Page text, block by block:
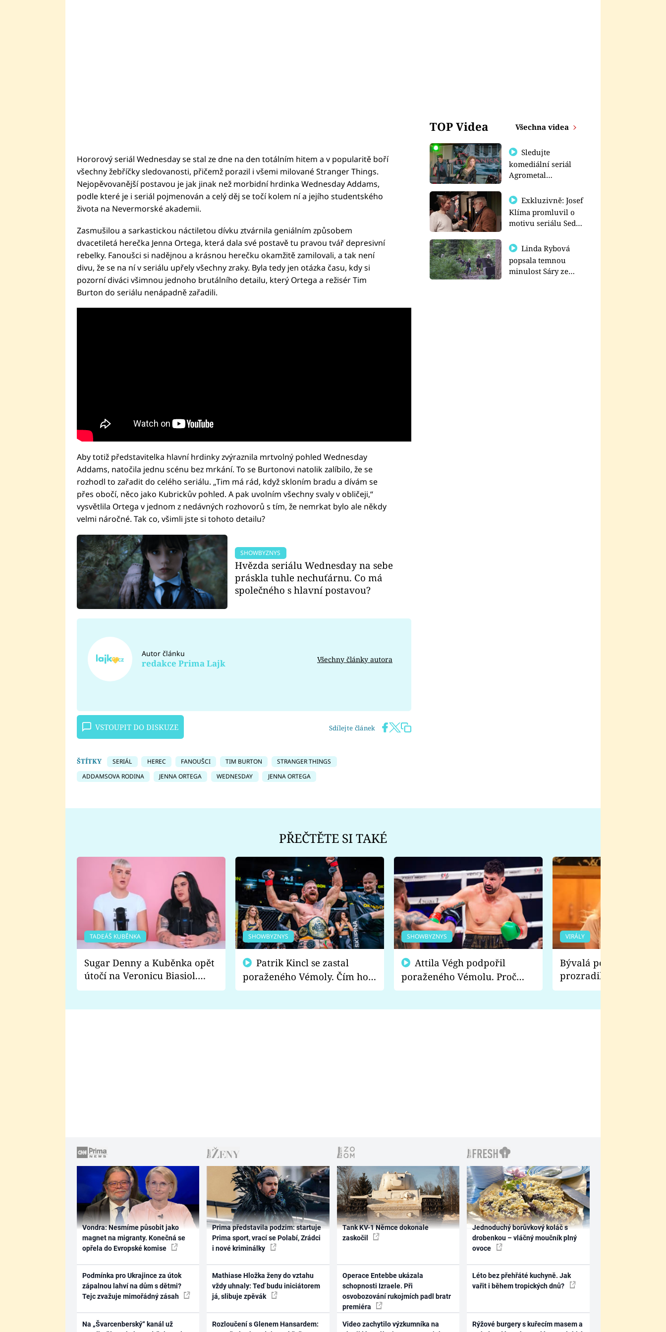
Hororový seriál Wednesday se stal ze dne na den totálním hitem a v popularitě boří
všechny žebříčky sledovanosti, přičemž porazil i všemi milované Stranger Things.
Nejopěvovanější postavou je jak jinak než morbidní hrdinka Wednesday Addams,
podle které je i seriál pojmenován a celý děj se točí kolem ní a jejího studentského
života na Nevermorské akademii.
Zasmušilou a sarkastickou náctiletou dívku ztvárnila geniálním způsobem
dvacetiletá herečka Jenna Ortega, která dala své postavě tu pravou tvář depresivní
rebelky. Fanoušci si nadějnou a krásnou herečku okamžitě zamilovali, a tak není
divu, že se na ní v seriálu upřely všechny zraky. Byla tedy jen otázka času, kdy si
pozorní diváci všimnou jednoho brutálního detailu, který Ortega a režisér Tim
Burton do seriálu nenápadně zařadili.
Aby totiž představitelka hlavní hrdinky zvýraznila mrtvolný pohled Wednesday
Addams, natočila jednu scénu bez mrkání. To se Burtonovi natolik zalíbilo, že se
rozhodl to zařadit do celého seriálu. „Tim má rád, když skloním bradu a dívám se
přes obočí, něco jako Kubrickův pohled. A pak uvolním všechny svaly v obličeji,“
vysvětlila Ortega v jednom z nedávných rozhovorů s tím, že nemrkat bylo ale někdy
velmi náročné. Tak co, všimli jste si tohoto detailu?
SHOWBYZNYS
Hvězda seriálu Wednesday na sebe
práskla tuhle nechuťárnu. Co má
společného s hlavní postavou?
Autor článku
redakce Prima Lajk Všechny články autora
VSTOUPIT DO DISKUZE Sdílejte článek
ŠTÍTKY SERIÁL HEREC FANOUŠCI TIM BURTON
STRANGER THINGS
ADDAMSOVA RODINA
JENNA ORTEGA WEDNESDAY JENNA ORTEGA
TOP Videa Všechna videa
Sledujte
komediální seriál
Agrometal
prima+
Exkluzivně: Josef
Klíma promluvil o
motivu seriálu Sedm
Linda Rybová
popsala temnou
minulost Sáry ze
PŘEČTĚTE SI TAKÉ
TADEÁŠ KUBĚNKA
Sugar Denny a Kuběnka opět
útočí na Veronicu Biasiol.
Proč je podle nich falešná a
SHOWBYZNYS
poraženého Vémoly. Čím ho
fanoušci naštvali?
SHOWBYZNYS
poraženého Vémolu. Proč
chce raději zápasit s ním než
VIRÁLY
Bývalá pornoherečka
prozradila, co ji
natáčení Euforie.
Vondra: Nesmíme působit jako
magnet na migranty. Konečná se
opřela do Evropské komise
Podmínka pro Ukrajince za útok
zápalnou lahví na dům s dětmi?
Tejc zvažuje mimořádný zásah
Na „Švarcenberský“ kanál už
Prima představila podzim: startuje
Prima sport, vrací se Polabí, Zrádci
i nové kriminálky
Mathiase Hložka ženy do vztahu
vždy uhnaly: Teď budu iniciátorem
já, slibuje zpěvák
Rozloučení s Glenem Hansardem:
Tank KV-1 Němce dokonale
zaskočil
Operace Entebbe ukázala
schopnosti Izraele. Při
osvobozování rukojmích padl bratr
premiéra
Video zachytilo výzkumníka na
Jednoduchý borůvkový koláč s
drobenkou – vláčný moučník plný
ovoce
Léto bez přehřáté kuchyně. Jak
vařit i během tropických dnů?
Rýžové burgery s kuřecím masem a